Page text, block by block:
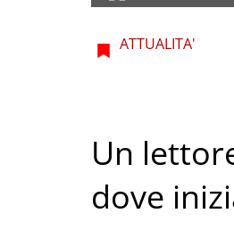
ATTUALITA'
Un
dove